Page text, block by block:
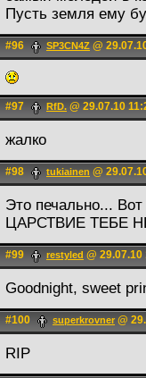
Пусть земля ему
#96 SP3CN4Z @
#97 RfD. @ 29.07.10
жалко
#98 tukiainen @
Это печально...
ЦАРСТВИЕ ТЕБЕ
#99 restyled @ 29.07.10
Goodnight, sweet
#100 superkrovner @
RIP